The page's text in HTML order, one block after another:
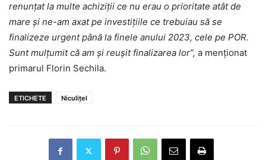
renunțat la multe achiziții ce nu erau o prioritate atât de
mare și ne-am axat pe investițiile ce trebuiau să se
finalizeze urgent până la finele anului 2023, cele pe POR.
Sunt mulțumit că am și reușit finalizarea lor”, a menționat
primarul Florin Sechila.
ETICHETE Niculițel